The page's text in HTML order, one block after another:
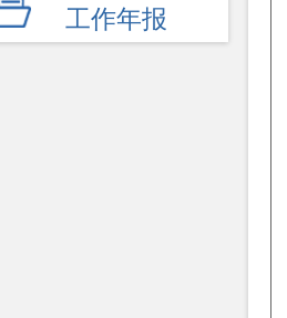
体育卫生与艺术教育
工作年报